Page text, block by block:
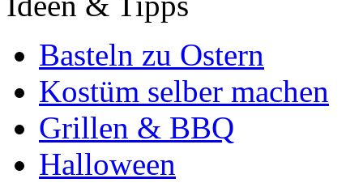
Basteln zu Ostern
Kostüm selber machen
Grillen & BBQ
Halloween